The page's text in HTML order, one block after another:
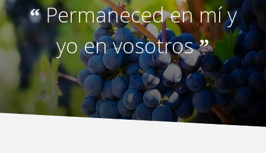
“Permaneced en mí y
yo en vosotros”